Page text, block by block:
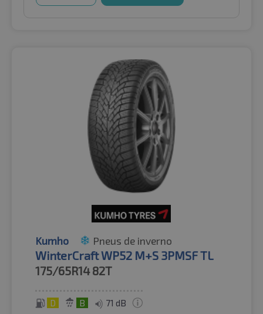
Kumho Pneus de inverno
WinterCraft WP52 M+S 3PMSF TL
175/65R14 82T
D B 71 dB